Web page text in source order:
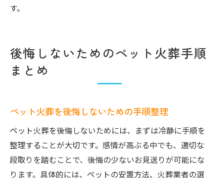
す。
後悔しないためのペット火葬手順
まとめ
ペット火葬を後悔しないための手順整理
ペット火葬を後悔しないためには、まずは冷静に手順を
整理することが大切です。感情が高ぶる中でも、適切な
段取りを踏むことで、後悔の少ないお見送りが可能にな
ります。具体的には、ペットの安置方法、火葬業者の選